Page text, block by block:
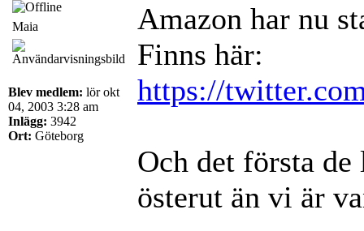
Maia
Blev medlem: lör okt
04, 2003 3:28 am
Inlägg: 3942
Ort: Göteborg
Amazon har nu
Finns här:
https://
Och det första
österut än vi är